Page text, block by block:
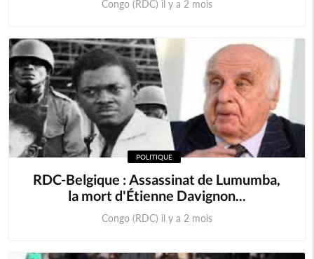
Congo (RDC) il y a 2 mois
POLITIQUE
RDC-Belgique : Assassinat de Lumumba,
la mort d'Étienne Davignon...
Congo (RDC) il y a 2 mois